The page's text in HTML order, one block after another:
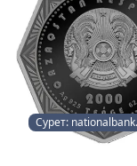
Сурет: